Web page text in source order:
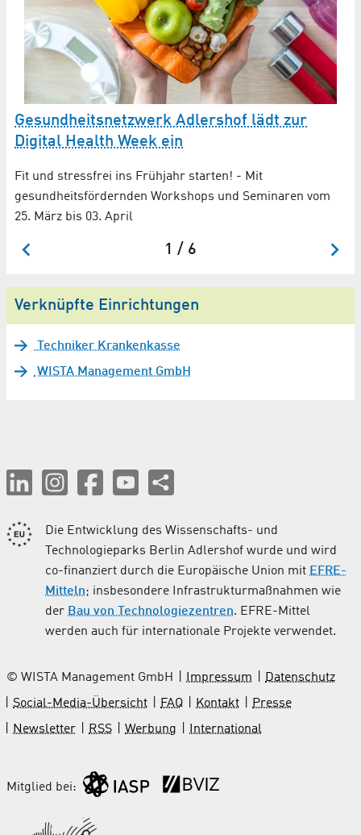
Gesundheitsnetzwerk Adlershof lädt zur
Digital Health Week ein
Fit und stressfrei ins Frühjahr starten! - Mit
gesundheitsfördernden Workshops und Seminaren vom
25. März bis 03. April
1 / 6
Verknüpfte Einrichtungen
Techniker Krankenkasse
WISTA Management GmbH
Die Entwicklung des Wissenschafts- und
Technologieparks Berlin Adlershof wurde und wird
co-finanziert durch die Europäische Union mit EFRE-
Mitteln; insbesondere Infrastrukturmaßnahmen wie
der Bau von Technologiezentren. EFRE-Mittel
werden auch für internationale Projekte verwendet.
© WISTA Management GmbH Impressum
Datenschutz
Social-Media-Übersicht
FAQ Kontakt
Presse
Newsletter
RSS Werbung International
Mitglied bei: